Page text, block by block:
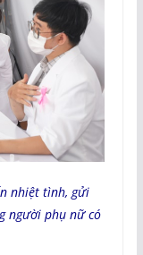
nhiệt tình, gửi
người phụ nữ có